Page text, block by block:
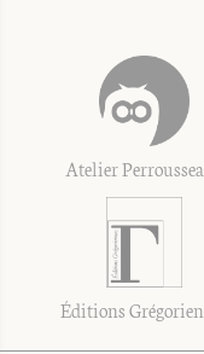
Atelier
Éditions